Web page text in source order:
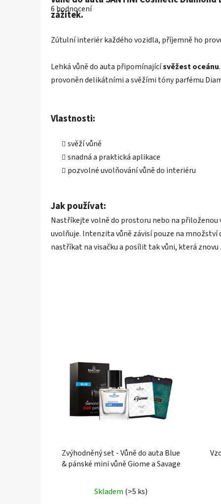
hodnocení
produktu
je
5
6 hodnocení
zážitek.
Zútulní interiér každého vozidla, příjemně ho
Lehká vůně do auta připomínajícísvěžest oceánu.
provoněn delikátními a svěžími tóny parfému
Vlastnosti:
svěží vůně
snadná a praktická aplikace
pozvolné uvolňování vůně do interiéru
Jak používat:
Nastříkejte volně do prostoru nebo na přiloženou
uvolňuje. Intenzita vůně závisí pouze na množství
nastříkat na visačku a posílit tak vůni, která
Zvýhodněný set - Vůně do auta Blue
& pánské mini vůně Giome a Savage
Skladem (>5 ks)